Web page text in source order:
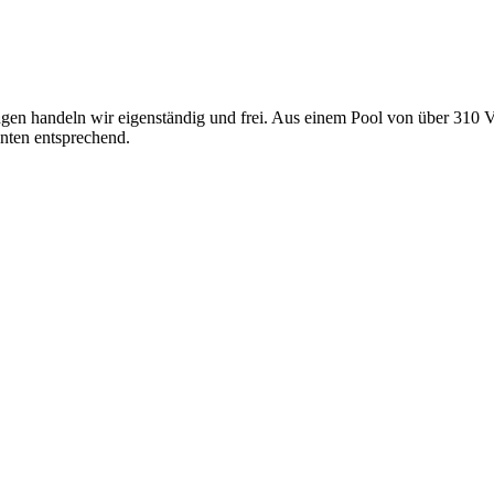
handeln wir eigenständig und frei. Aus einem Pool von über 310
entsprechend.